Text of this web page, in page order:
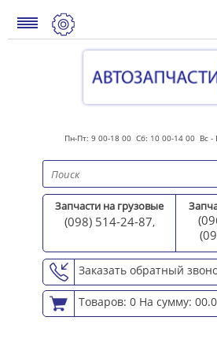
Пн-Пт: 9 00-18 00 Сб: 10 00-14 00 Вс -
Запчасти на грузовые
(098) 514-24-87,
Заказать обратный
Товаров: 0 На сумму: